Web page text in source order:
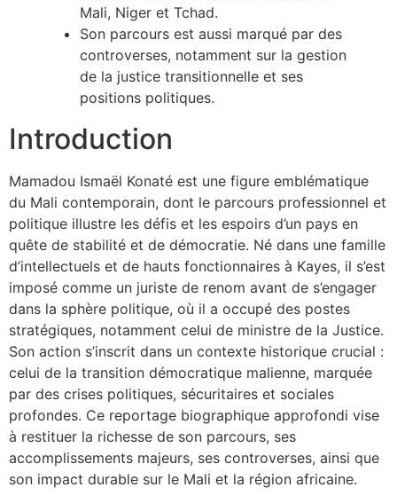
Mali, Niger et Tchad.
Son parcours est aussi marqué par des
controverses, notamment sur la gestion
de la justice transitionnelle et ses
positions politiques.
Introduction
Mamadou Ismaël Konaté est une figure emblématique
du Mali contemporain, dont le parcours professionnel et
politique illustre les défis et les espoirs d’un pays en
quête de stabilité et de démocratie. Né dans une famille
d’intellectuels et de hauts fonctionnaires à Kayes, il s’est
imposé comme un juriste de renom avant de s’engager
dans la sphère politique, où il a occupé des postes
stratégiques, notamment celui de ministre de la Justice.
Son action s’inscrit dans un contexte historique crucial :
celui de la transition démocratique malienne, marquée
par des crises politiques, sécuritaires et sociales
profondes. Ce reportage biographique approfondi vise
à restituer la richesse de son parcours, ses
accomplissements majeurs, ses controverses, ainsi que
son impact durable sur le Mali et la région africaine.